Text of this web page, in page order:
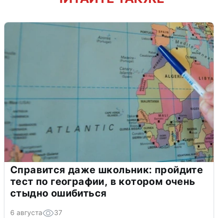
Справится даже школьник: пройдите
тест по географии, в котором очень
стыдно ошибиться
6 августа 37